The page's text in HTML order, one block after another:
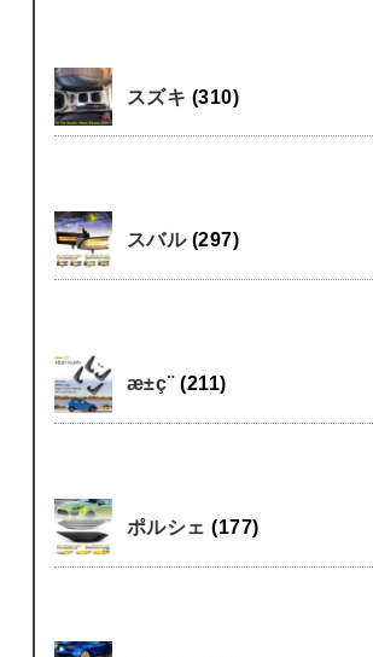
スズキ (310)
スバル (297)
æ±ç¨(211)
ポルシェ(177)